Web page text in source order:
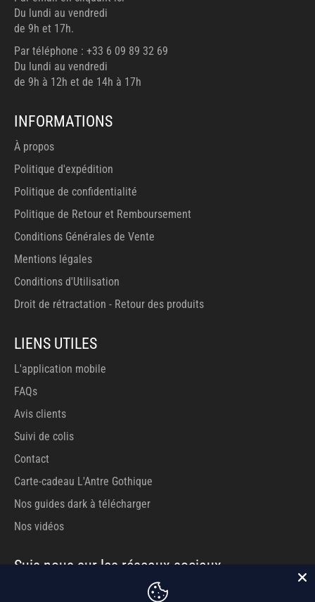
Du lundi au vendredi
de 9h et 17h.
Par téléphone : +33 6 09 89 32 69
Du lundi au vendredi
de 9h à 12h et de 14h à 17h
INFORMATIONS
À propos
Politique d'expédition
Politique de confidentialité
Politique de Retour et Remboursement
Conditions Générales de Vente
Mentions légales
Conditions d'Utilisation
Droit de rétractation - Retour des produits
LIENS UTILES
L'application mobile
FAQs
Avis clients
Suivi de colis
Contact
Carte-cadeau L'Antre Gothique
Nos guides dark à télécharger
Nos vidéos
Suis-nous sur les réseaux sociaux
YouTube